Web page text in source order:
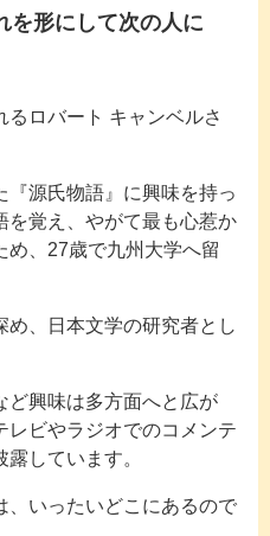
を形にして次の人に
るロバート キャンベルさ
『源氏物語』に興味を持っ
を覚え、やがて最も心惹か
め、27歳で九州大学へ留
め、日本文学の研究者とし
ど興味は多方面へと広が
レビやラジオでのコメンテ
しています。
、いったいどこにあるので